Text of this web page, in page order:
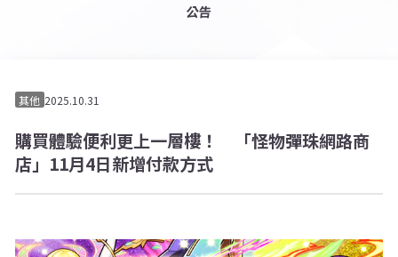
公告
其他 2025.10.31
購買體驗便利更上一層樓！ 「怪物彈珠網路商
店」11月4日新增付款方式